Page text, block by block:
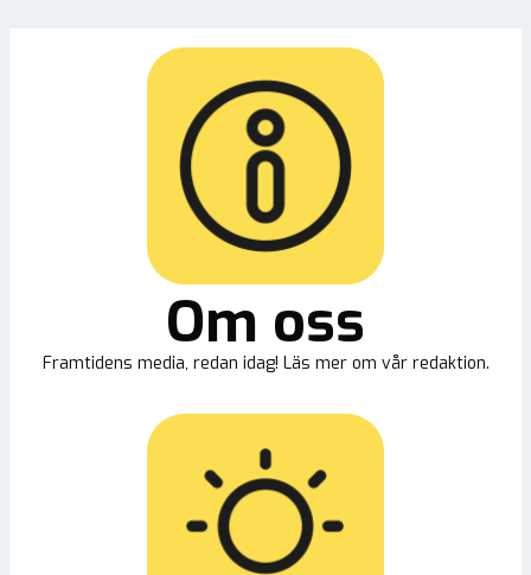
Om oss
Framtidens media, redan idag! Läs mer om vår redaktion.